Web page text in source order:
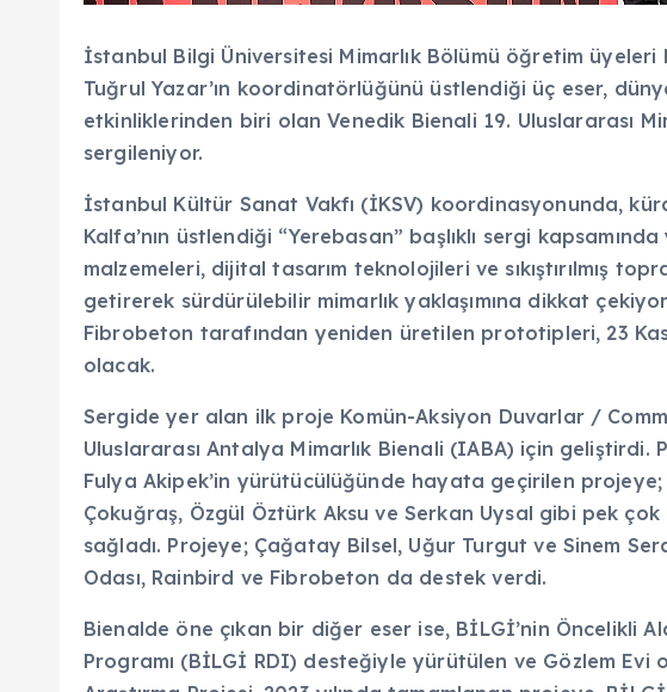
İstanbul Bilgi Üniversitesi Mimarlık Bölümü öğretim üyeleri
Tuğrul Yazar’ın koordinatörlüğünü üstlendiği üç eser,
etkinliklerinden biri olan Venedik Bienali 19. Uluslararası
sergileniyor.
İstanbul Kültür Sanat Vakfı (İKSV) koordinasyonunda,
Kalfa’nın üstlendiği “Yerebasan” başlıklı sergi
malzemeleri, dijital tasarım teknolojileri ve sıkıştırılmış
getirerek sürdürülebilir mimarlık yaklaşımına dikkat
Fibrobeton tarafından yeniden üretilen prototipleri, 23
olacak.
Sergide yer alan ilk proje Komün-Aksiyon Duvarlar /
Uluslararası Antalya Mimarlık Bienali (IABA) için geliştirdi.
Fulya Akipek’in yürütücülüğünde hayata geçirilen projeye;
Çokuğraş, Özgül Öztürk Aksu ve Serkan Uysal gibi pek çok
sağladı. Projeye; Çağatay Bilsel, Uğur Turgut ve Sinem
Odası, Rainbird ve Fibrobeton da destek verdi.
Bienalde öne çıkan bir diğer eser ise, BİLGİ’nin Öncelikli
Programı (BİLGİ RDI) desteğiyle yürütülen ve Gözlem Evi